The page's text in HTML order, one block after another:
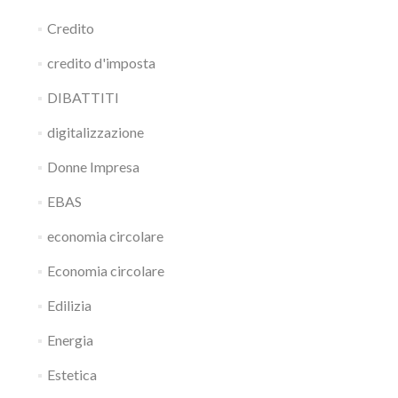
Credito
credito d'imposta
DIBATTITI
digitalizzazione
Donne Impresa
EBAS
economia circolare
Economia circolare
Edilizia
Energia
Estetica